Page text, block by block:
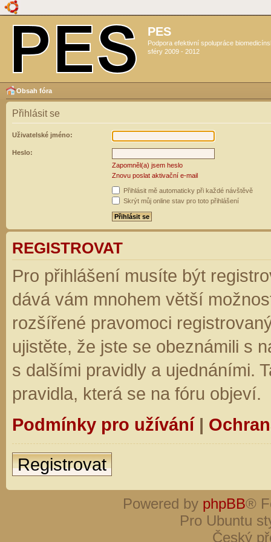
PES
Podpora efektivní spolupráce
sféry 2009 - 2012
Obsah fóra
Přihlásit se
Uživatelské jméno:
Heslo:
Zapomněl(a) jsem heslo
Znovu poslat aktivační e-mail
Přihlásit mě automaticky při každé návštěvě
Skrýt můj online stav pro toto přihlášení
REGISTROVAT
Pro přihlášení musíte být
dává vám mnohem větší
rozšířené pravomoci
ujistěte, že jste se obeznámili s
s dalšími pravidly a ujednáními.
pravidla, která se na fóru objeví.
Podmínky pro užívání|
Registrovat
Powered by phpBB®
Pro Ubuntu
Český